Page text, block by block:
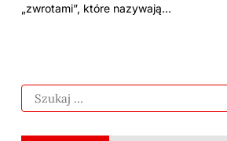
„zwrotami”, które nazywają…